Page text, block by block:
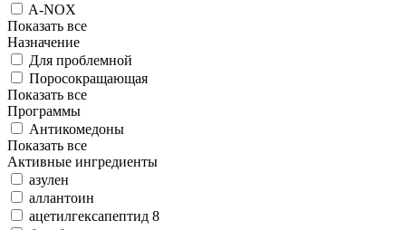
A-NOX
Показать все
Назначение
Для проблемной
Поросокращающая
Показать все
Программы
Антикомедоны
Показать все
Активные ингредиенты
азулен
аллантоин
ацетилгексапептид 8